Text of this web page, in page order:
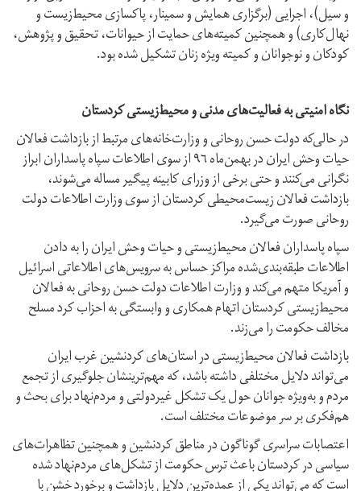
و سیل)، اجرایی (برگزاری همایش و سمینار، پاکسازی محیط‌زیست و
نهال‌کاری) و همچنین کمیته‌های حمایت از حیوانات، تحقیق و پژوهش،
کودکان و نوجوانان و کمیته ویژه زنان تشکیل شده بود.
نگاه امنیتی به فعالیت‌های مدنی و محیط‌زیستی کردستان
در حالی‌که دولت حسن روحانی و وزارت‌خانه‌های مرتبط از بازداشت فعالان
حیات وحش ایران در بهمن‌ماه ٩٦ از سوی اطلاعات سپاه پاسداران ابراز
نگرانی می‌کنند و حتی برخی از وزرای کابینه پیگیر مساله می‌شوند،
بازداشت فعالان زیست‌محیطی کردستان از سوی وزارت اطلاعات دولت
روحانی صورت می‌گیرد.
سپاه پاسداران فعالان محیط‌زیستی و حیات وحش ایران را به دادن
اطلاعات طبقه‌بندی‌شده مراکز حساس به سرویس‌های اطلاعاتی اسرائیل
و آمریکا متهم می‌کند و وزارت اطلاعات دولت حسن روحانی به فعالان
محیط‌زیستی کردستان اتهام همکاری و وابستگی به احزاب کرد مسلح
مخالف حکومت را می‌زند.
بازداشت فعالان محیط‌زیستی در استان‌های کردنشین غرب ایران
می‌تواند دلایل مختلفی داشته باشد، که مهم‌ترینشان جلوگیری از تجمع
مردم و به‌ویژه جوانان حول یک تشکل غیر‌دولتی و مردم‌نهاد برای بحث و
هم‌فکری بر سر موضوعات مختلف است.
اعتصابات سراسری گوناگون در مناطق کردنشین و همچنین تظاهرات‌های
سیاسی در کردستان باعث ترس حکومت از تشکل‌های مردم‌نهاد شده